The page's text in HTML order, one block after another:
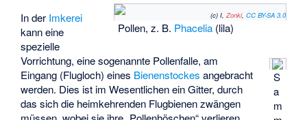
(c) I, Zonki, CC BY-SA 3.0
Pollen, z. B. Phacelia(lila)
S
a
m
In der Imkerei
kann eine
spezielle
Vorrichtung, eine sogenannte Pollenfalle, am
Eingang (Flugloch) eines Bienenstockes angebracht
werden. Dies ist im Wesentlichen ein Gitter, durch
das sich die heimkehrenden Flugbienen zwängen